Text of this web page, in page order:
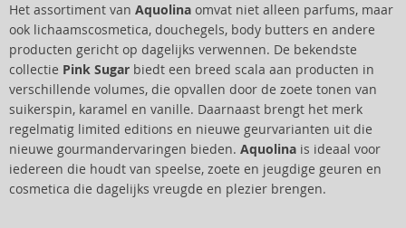
Het assortiment van Aquolina omvat niet alleen parfums, maar
ook lichaamscosmetica, douchegels, body butters en andere
producten gericht op dagelijks verwennen. De bekendste
collectie Pink Sugar biedt een breed scala aan producten in
verschillende volumes, die opvallen door de zoete tonen van
suikerspin, karamel en vanille. Daarnaast brengt het merk
regelmatig limited editions en nieuwe geurvarianten uit die
nieuwe gourmandervaringen bieden. Aquolina is ideaal voor
iedereen die houdt van speelse, zoete en jeugdige geuren en
cosmetica die dagelijks vreugde en plezier brengen.